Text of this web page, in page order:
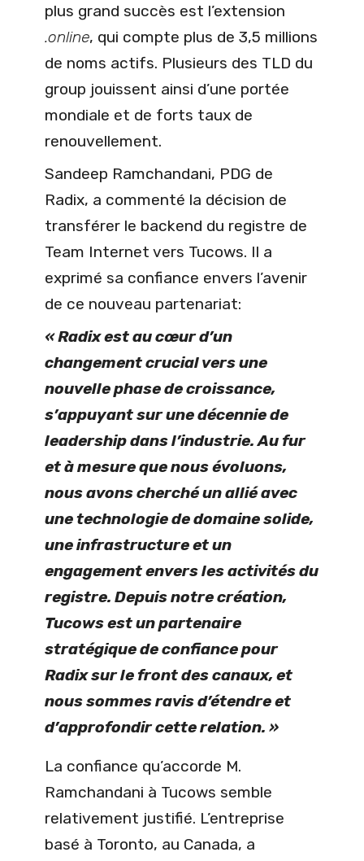
plus grand succès est l’extension
.online, qui compte plus de 3,5 millions
de noms actifs. Plusieurs des TLD du
group jouissent ainsi d’une portée
mondiale et de forts taux de
renouvellement.
Sandeep Ramchandani, PDG de
Radix, a commenté la décision de
transférer le backend du registre de
Team Internet vers Tucows. Il a
exprimé sa confiance envers l’avenir
de ce nouveau partenariat:
« Radix est au cœur d’un
changement crucial vers une
nouvelle phase de croissance,
s’appuyant sur une décennie de
leadership dans l’industrie. Au fur
et à mesure que nous évoluons,
nous avons cherché un allié avec
une technologie de domaine solide,
une infrastructure et un
engagement envers les activités du
registre. Depuis notre création,
Tucows est un partenaire
stratégique de confiance pour
Radix sur le front des canaux, et
nous sommes ravis d’étendre et
d’approfondir cette relation. »
La confiance qu’accorde M.
Ramchandani à Tucows semble
relativement justifié. L’entreprise
basé à Toronto, au Canada, a